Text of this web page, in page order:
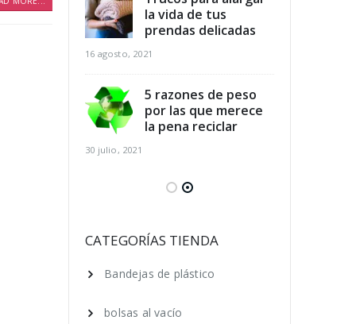
la vida de tus
prendas delicadas
16 agosto, 2021
5 razones de peso
por las que merece
la pena reciclar
30 julio, 2021
CATEGORÍAS TIENDA
Bandejas de plástico
bolsas al vacío